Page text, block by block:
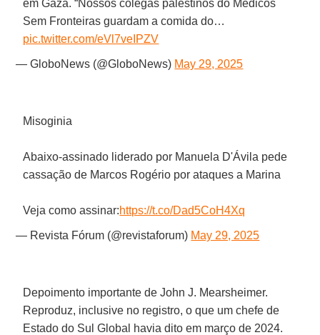
em Gaza. “Nossos colegas palestinos do Médicos
Sem Fronteiras guardam a comida do…
pic.twitter.com/eVl7veIPZV
— GloboNews (@GloboNews) May 29, 2025
Misoginia
Abaixo-assinado liderado por Manuela D'Ávila pede
cassação de Marcos Rogério por ataques a Marina
Veja como assinar:https://t.co/Dad5CoH4Xq
— Revista Fórum (@revistaforum) May 29, 2025
Depoimento importante de John J. Mearsheimer.
Reproduz, inclusive no registro, o que um chefe de
Estado do Sul Global havia dito em março de 2024.